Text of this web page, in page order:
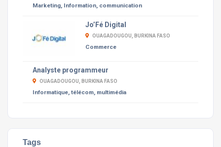
Marketing, Information, communication
Jo’Fé Digital
OUAGADOUGOU, BURKINA FASO
Commerce
Analyste programmeur
OUAGADOUGOU, BURKINA FASO
Informatique, télécom, multimédia
Tags